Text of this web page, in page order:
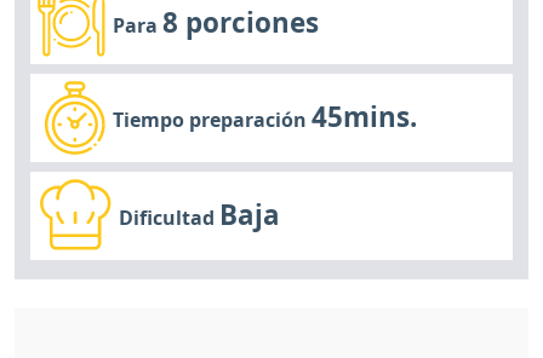
Para8 porciones
Tiempo preparación45mins.
Dificultad Baja